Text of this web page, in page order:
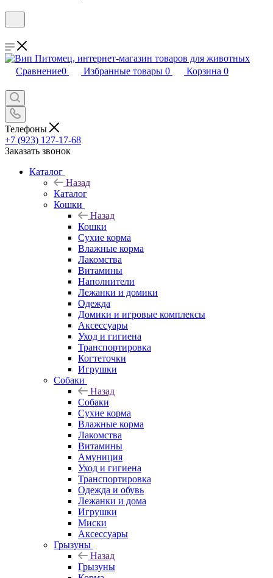
Сравнение0 Избранные товары 0 Корзина 0
Телефоны
+7 (923) 127-17-68
Заказать звонок
Каталог
Назад
Каталог
Кошки
Назад
Кошки
Сухие корма
Влажные корма
Лакомства
Витамины
Наполнители
Лежанки и домики
Одежда
Домики и игровые комплексы
Аксессуары
Уход и гигиена
Транспортировка
Когтеточки
Игрушки
Собаки
Назад
Собаки
Сухие корма
Влажные корма
Лакомства
Витамины
Амуниция
Уход и гигиена
Транспортировка
Одежда и обувь
Лежанки и дома
Игрушки
Миски
Аксессуары
Грызуны
Назад
Грызуны